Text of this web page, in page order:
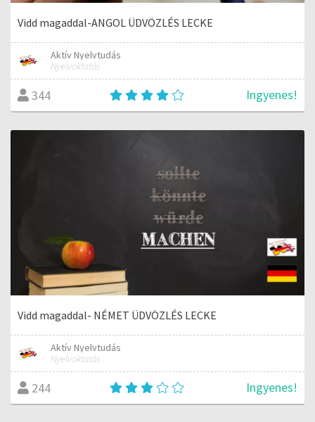
Vidd magaddal-ANGOL ÜDVÖZLÉS LECKE
Aktív Nyelvtudás
Nyelvoktatás
344 Ingyenes!
Vidd magaddal- NÉMET ÜDVÖZLÉS LECKE
Aktív Nyelvtudás
Nyelvoktatás
244 Ingyenes!